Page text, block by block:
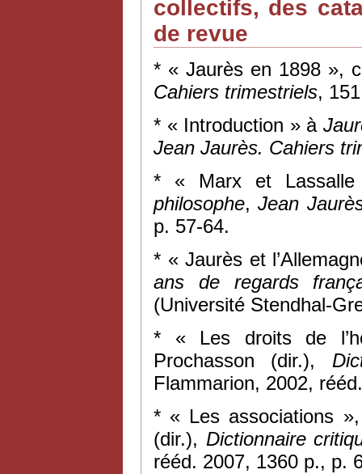
collectifs, des
de revue
* « Jaurès en 1898 »,
Cahiers trimestriels,
* « Introduction » à
Jean Jaurès. Cahiers
* « Marx et
philosophe,Jean
p. 57-64.
* « Jaurès et
ans de regards
(Université Stendhal-
* « Les droits de
Prochasson (dir.),
Flammarion, 2002,
* « Les associations
(dir.), Dictionnaire
rééd. 2007, 1360 p., p.